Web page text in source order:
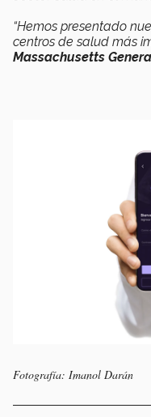
“Hemos presentado
centros de salud más
Massachusetts
Fotografía: Imanol Darán